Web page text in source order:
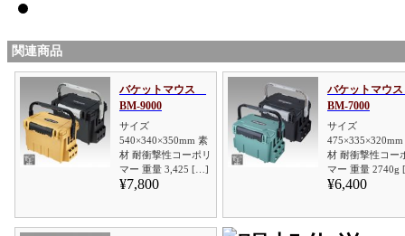
関連商品
バケットマウス
BM-9000
サイズ
540×340×350mm 素
材 耐衝撃性コーポリ
マー 重量 3,425 […]
¥7,800
バケットマウ
BM-7000
サイズ
475×335×320mm
材 耐衝撃性コー
マー 重量
¥6,400